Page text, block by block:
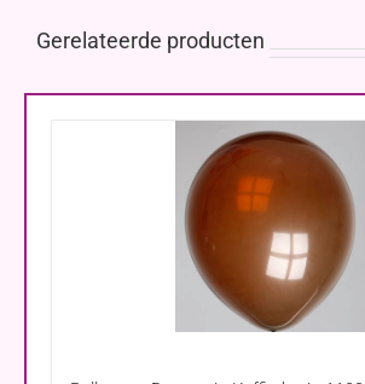
Gerelateerde producten